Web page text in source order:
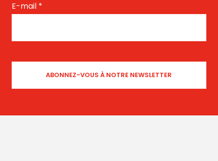
E-mail *